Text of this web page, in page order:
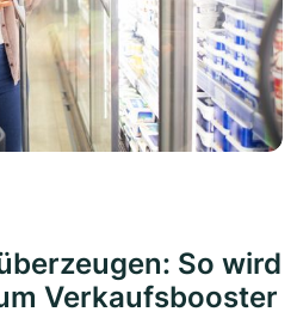
So wird
Verkaufsbooster